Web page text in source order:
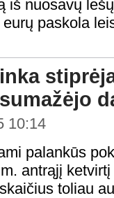
iš nuosavų
paskola
10:14
palankūs
antrąjį
toliau